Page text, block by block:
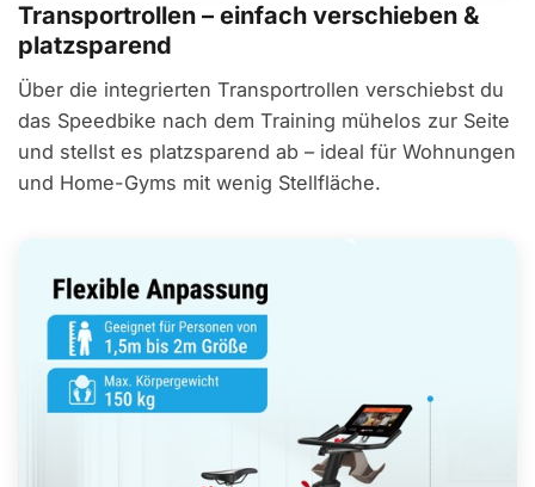
Transportrollen – einfach verschieben &
platzsparend
Über die integrierten Transportrollen verschiebst du
das Speedbike nach dem Training mühelos zur Seite
und stellst es platzsparend ab – ideal für Wohnungen
und Home-Gyms mit wenig Stellfläche.